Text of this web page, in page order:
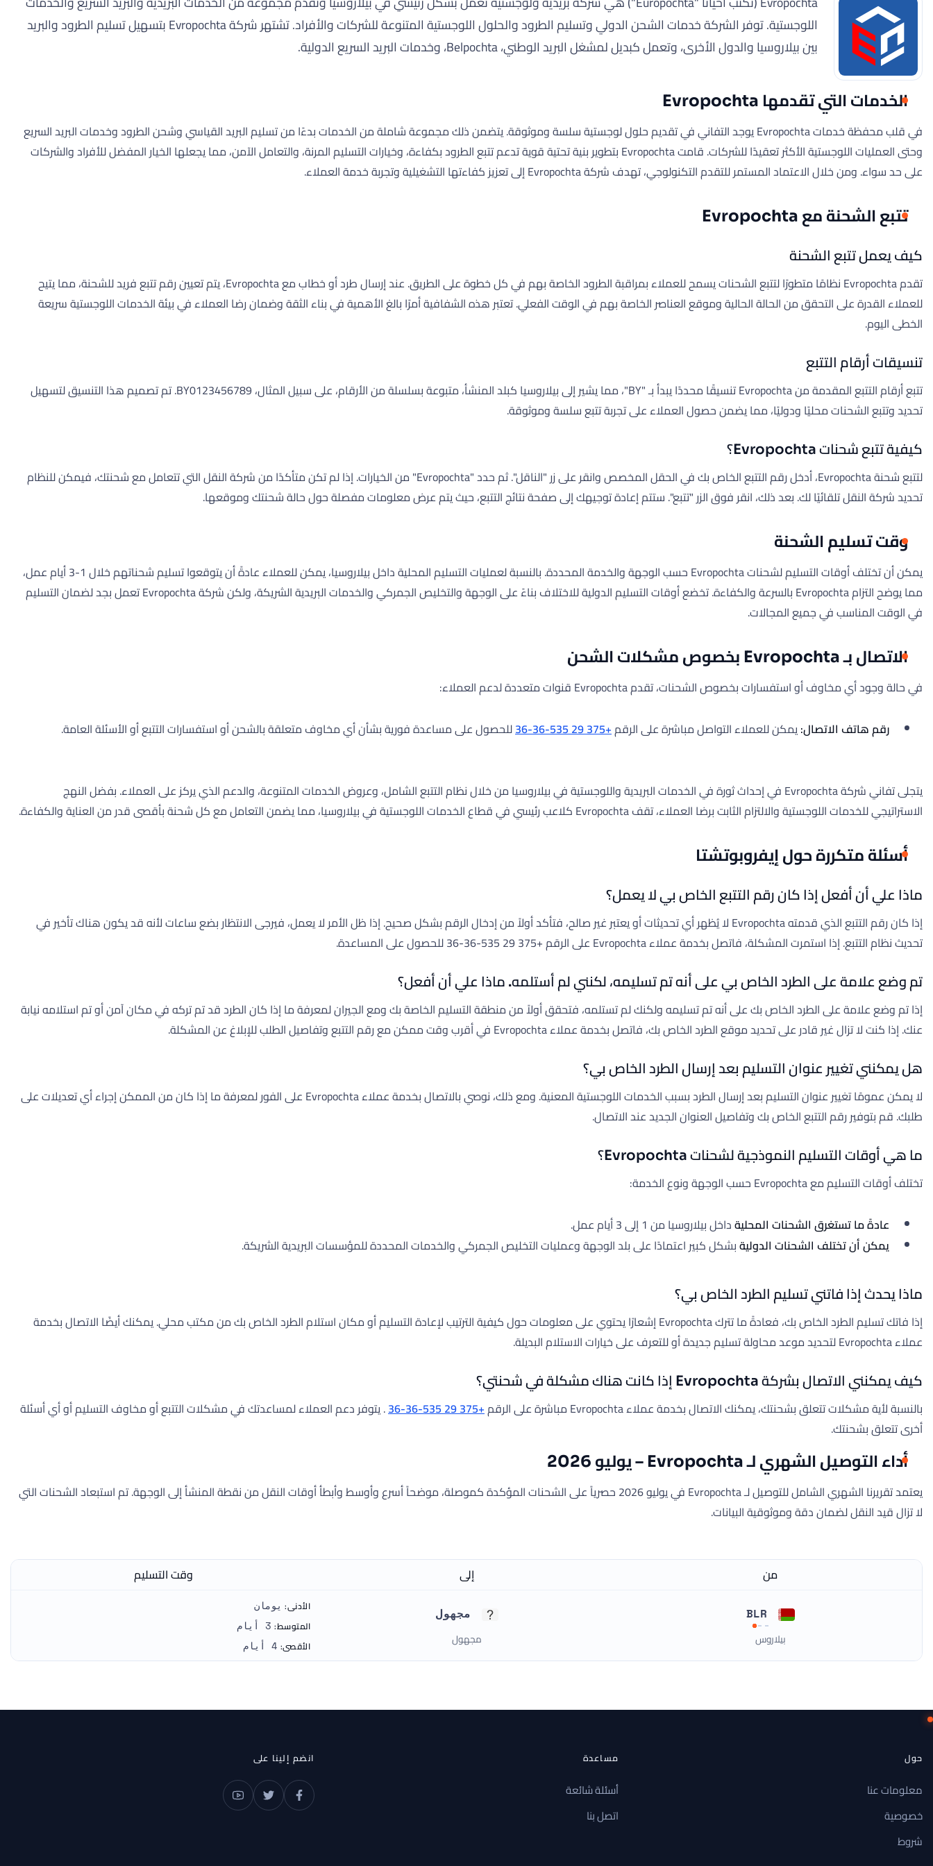
اللوجستية. توفر الشركة خدمات الشحن الدولي وتسليم الطرود والحلول اللوجستية المتنوعة للشركات والأفراد. تشتهر شركة Evropochta بتسهيل تسليم الطرود والبريد
بين بيلاروسيا والدول الأخرى، وتعمل كبديل لمشغل البريد الوطني، Belpochta، وخدمات البريد السريع الدولية.
الخدمات التي تقدمها Evropochta
في قلب محفظة خدمات Evropochta يوجد التفاني في تقديم حلول لوجستية سلسة وموثوقة. يتضمن ذلك مجموعة شاملة من الخدمات بدءًا من تسليم البريد القياسي وشحن الطرود وخدمات البريد السريع
وحتى العمليات اللوجستية الأكثر تعقيدًا للشركات. قامت Evropochta بتطوير بنية تحتية قوية تدعم تتبع الطرود بكفاءة، وخيارات التسليم المرنة، والتعامل الآمن، مما يجعلها الخيار المفضل للأفراد والشركات
على حد سواء. ومن خلال الاعتماد المستمر للتقدم التكنولوجي، تهدف شركة Evropochta إلى تعزيز كفاءتها التشغيلية وتجربة خدمة العملاء.
تتبع الشحنة مع Evropochta
كيف يعمل تتبع الشحنة
تقدم Evropochta نظامًا متطورًا لتتبع الشحنات يسمح للعملاء بمراقبة الطرود الخاصة بهم في كل خطوة على الطريق. عند إرسال طرد أو خطاب مع Evropochta، يتم تعيين رقم تتبع فريد للشحنة، مما يتيح
للعملاء القدرة على التحقق من الحالة الحالية وموقع العناصر الخاصة بهم في الوقت الفعلي. تعتبر هذه الشفافية أمرًا بالغ الأهمية في بناء الثقة وضمان رضا العملاء في بيئة الخدمات اللوجستية سريعة
الخطى اليوم.
تنسيقات أرقام التتبع
تتبع أرقام التتبع المقدمة من Evropochta تنسيقًا محددًا يبدأ بـ "BY"، مما يشير إلى بيلاروسيا كبلد المنشأ، متبوعة بسلسلة من الأرقام، على سبيل المثال، BY0123456789. تم تصميم هذا التنسيق لتسهيل
تحديد وتتبع الشحنات محليًا ودوليًا، مما يضمن حصول العملاء على تجربة تتبع سلسة وموثوقة.
كيفية تتبع شحنات Evropochta؟
لتتبع شحنة Evropochta، أدخل رقم التتبع الخاص بك في الحقل المخصص وانقر على زر "الناقل". ثم حدد "Evropochta" من الخيارات. إذا لم تكن متأكدًا من شركة النقل التي تتعامل مع شحنتك، فيمكن للنظام
تحديد شركة النقل تلقائيًا لك. بعد ذلك، انقر فوق الزر "تتبع". ستتم إعادة توجيهك إلى صفحة نتائج التتبع، حيث يتم عرض معلومات مفصلة حول حالة شحنتك وموقعها.
وقت تسليم الشحنة
يمكن أن تختلف أوقات التسليم لشحنات Evropochta حسب الوجهة والخدمة المحددة. بالنسبة لعمليات التسليم المحلية داخل بيلاروسيا، يمكن للعملاء عادةً أن يتوقعوا تسليم شحناتهم خلال 1-3 أيام عمل،
مما يوضح التزام Evropochta بالسرعة والكفاءة. تخضع أوقات التسليم الدولية للاختلاف بناءً على الوجهة والتخليص الجمركي والخدمات البريدية الشريكة، ولكن شركة Evropochta تعمل بجد لضمان التسليم
في الوقت المناسب في جميع المجالات.
الاتصال بـ Evropochta بخصوص مشكلات الشحن
في حالة وجود أي مخاوف أو استفسارات بخصوص الشحنات، تقدم Evropochta قنوات متعددة لدعم العملاء:
رقم هاتف الاتصال:يمكن للعملاء التواصل مباشرة على الرقم+375 29 535-36-36 للحصول على مساعدة فورية بشأن أي مخاوف متعلقة بالشحن أو استفسارات التتبع أو الأسئلة العامة.
يتجلى تفاني شركة Evropochta في إحداث ثورة في الخدمات البريدية واللوجستية في بيلاروسيا من خلال نظام التتبع الشامل، وعروض الخدمات المتنوعة، والدعم الذي يركز على العملاء. بفضل النهج
الاستراتيجي للخدمات اللوجستية والالتزام الثابت برضا العملاء، تقف Evropochta كلاعب رئيسي في قطاع الخدمات اللوجستية في بيلاروسيا، مما يضمن التعامل مع كل شحنة بأقصى قدر من العناية والكفاءة.
أسئلة متكررة حول إيفروبوتشتا
ماذا علي أن أفعل إذا كان رقم التتبع الخاص بي لا يعمل؟
إذا كان رقم التتبع الذي قدمته Evropochta لا يُظهر أي تحديثات أو يعتبر غير صالح، فتأكد أولاً من إدخال الرقم بشكل صحيح. إذا ظل الأمر لا يعمل، فيرجى الانتظار بضع ساعات لأنه قد يكون هناك تأخير في
تحديث نظام التتبع. إذا استمرت المشكلة، فاتصل بخدمة عملاء Evropochta على الرقم +375 29 535-36-36 للحصول على المساعدة.
تم وضع علامة على الطرد الخاص بي على أنه تم تسليمه، لكنني لم أستلمه. ماذا علي أن أفعل؟
إذا تم وضع علامة على الطرد الخاص بك على أنه تم تسليمه ولكنك لم تستلمه، فتحقق أولاً من منطقة التسليم الخاصة بك ومع الجيران لمعرفة ما إذا كان الطرد قد تم تركه في مكان آمن أو تم استلامه نيابة
عنك. إذا كنت لا تزال غير قادر على تحديد موقع الطرد الخاص بك، فاتصل بخدمة عملاء Evropochta في أقرب وقت ممكن مع رقم التتبع وتفاصيل الطلب للإبلاغ عن المشكلة.
هل يمكنني تغيير عنوان التسليم بعد إرسال الطرد الخاص بي؟
لا يمكن عمومًا تغيير عنوان التسليم بعد إرسال الطرد بسبب الخدمات اللوجستية المعنية. ومع ذلك، نوصي بالاتصال بخدمة عملاء Evropochta على الفور لمعرفة ما إذا كان من الممكن إجراء أي تعديلات على
طلبك. قم بتوفير رقم التتبع الخاص بك وتفاصيل العنوان الجديد عند الاتصال.
ما هي أوقات التسليم النموذجية لشحنات Evropochta؟
تختلف أوقات التسليم مع Evropochta حسب الوجهة ونوع الخدمة:
عادةً ما تستغرق الشحنات المحليةداخل بيلاروسيا من 1 إلى 3 أيام عمل.
يمكن أن تختلف الشحنات الدوليةبشكل كبير اعتمادًا على بلد الوجهة وعمليات التخليص الجمركي والخدمات المحددة للمؤسسات البريدية الشريكة.
ماذا يحدث إذا فاتني تسليم الطرد الخاص بي؟
إذا فاتك تسليم الطرد الخاص بك، فعادةً ما تترك Evropochta إشعارًا يحتوي على معلومات حول كيفية الترتيب لإعادة التسليم أو مكان استلام الطرد الخاص بك من مكتب محلي. يمكنك أيضًا الاتصال بخدمة
عملاء Evropochta لتحديد موعد محاولة تسليم جديدة أو للتعرف على خيارات الاستلام البديلة.
كيف يمكنني الاتصال بشركة Evropochta إذا كانت هناك مشكلة في شحنتي؟
بالنسبة لأية مشكلات تتعلق بشحنتك، يمكنك الاتصال بخدمة عملاء Evropochta مباشرة على الرقم +375 29 535-36-36
. يتوفر دعم العملاء لمساعدتك في مشكلات التتبع أو مخاوف التسليم أو أي أسئلة
أخرى تتعلق بشحنتك.
أداء التوصيل الشهري لـ Evropochta – يوليو 2026
يعتمد تقريرنا الشهري الشامل للتوصيل لـ Evropochta في يوليو 2026 حصرياً على الشحنات المؤكدة كموصلة، موضحاً أسرع وأوسط وأبطأ أوقات النقل من نقطة المنشأ إلى الوجهة. تم استبعاد الشحنات التي
لا تزال قيد النقل لضمان دقة وموثوقية البيانات.
من إلى وقت التسليم
بيلاروس
مجهول
مجهول
الأدنى: يومان
المتوسط: 3 أيام
الأقصى: 4 أيام
حول
معلومات عنا
خصوصية
شروط
مساعدة
أسئلة شائعة
اتصل بنا
انضم إلينا على